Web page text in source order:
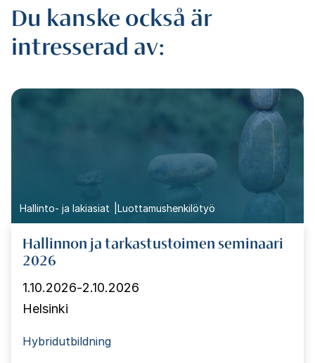
Du kanske också är
intresserad av:
Hallinto- ja lakiasiat Luottamushenkilötyö
Hallinnon ja tarkastustoimen seminaari
2026
1.10.2026-2.10.2026
Helsinki
Hybridutbildning